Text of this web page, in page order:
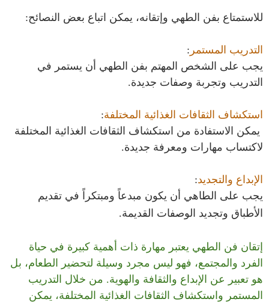
للاستمتاع بفن الطهي وإتقانه، يمكن اتباع بعض النصائح:
التدريب المستمر :
يجب على الشخص المهتم بفن الطهي أن يستمر في
التدريب وتجربة وصفات جديدة.
استكشاف الثقافات الغذائية المختلفة:
يمكن الاستفادة من استكشاف الثقافات الغذائية المختلفة
لاكتساب مهارات ومعرفة جديدة.
الإبداع والتجديد:
يجب على الطاهي أن يكون مبدعاً ومبتكراً في تقديم
الأطباق وتجديد الوصفات القديمة.
إتقان فن الطهي يعتبر مهارة ذات أهمية كبيرة في حياة
الفرد والمجتمع، فهو ليس مجرد وسيلة لتحضير الطعام، بل
هو تعبير عن الإبداع والثقافة والهوية. من خلال التدريب
المستمر واستكشاف الثقافات الغذائية المختلفة، يمكن